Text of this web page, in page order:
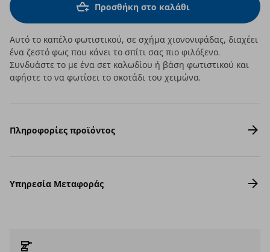
Προσθήκη στο καλάθι
Αυτό το καπέλο φωτιστικού, σε σχήμα χιονονιφάδας, διαχέει
ένα ζεστό φως που κάνει το σπίτι σας πιο φιλόξενο.
Συνδυάστε το με ένα σετ καλωδίου ή βάση φωτιστικού και
αφήστε το να φωτίσει το σκοτάδι του χειμώνα.
Πληροφορίες προϊόντος
Υπηρεσία Μεταφοράς